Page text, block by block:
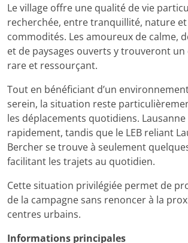
Le village offre une qualité de vie
recherchée, entre tranquillité, nature
commodités. Les amoureux de calme,
et de paysages ouverts y trouveront un
rare et ressourçant.
Tout en bénéficiant d’un
serein, la situation reste
les déplacements quotidiens.
rapidement, tandis que le LEB reliant
Bercher se trouve à seulement
facilitant les trajets au quotidien.
Cette situation privilégiée permet de
de la campagne sans renoncer à la
centres urbains.
Informations principales